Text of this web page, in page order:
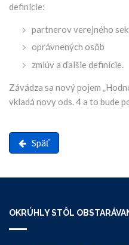
definície:
partnerov verejného
oprávnených osôb
zmlúv a ďalšie definície.
Závádza sa nový pojem
vkladá novy ods. 4 a to bude
Späť
OKRÚHLY STÔL